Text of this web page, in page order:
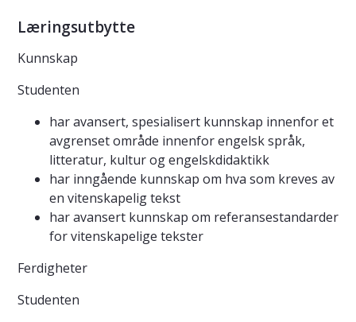
Læringsutbytte
Kunnskap
Studenten
har avansert, spesialisert kunnskap innenfor et
avgrenset område innenfor engelsk språk,
litteratur, kultur og engelskdidaktikk
har inngående kunnskap om hva som kreves av
en vitenskapelig tekst
har avansert kunnskap om referansestandarder
for vitenskapelige tekster
Ferdigheter
Studenten